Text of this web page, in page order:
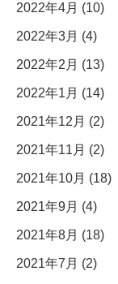
2022年4月 (10)
2022年3月 (4)
2022年2月 (13)
2022年1月 (14)
2021年12月 (2)
2021年11月 (2)
2021年10月 (18)
2021年9月 (4)
2021年8月 (18)
2021年7月 (2)